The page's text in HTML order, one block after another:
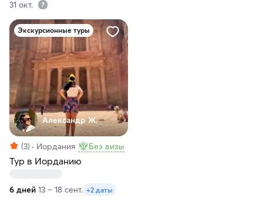
31 окт.
Экскурсионные туры
Александр Ж.
(3) Иордания Без визы
Тур в Иорданию
6 дней 13 – 18 сент. +2 даты